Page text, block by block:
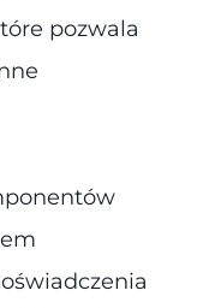
pozwala